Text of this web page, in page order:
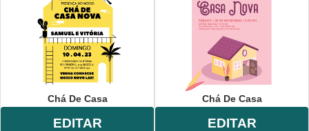
Chá De Casa
EDITAR
Chá De Casa
EDITAR